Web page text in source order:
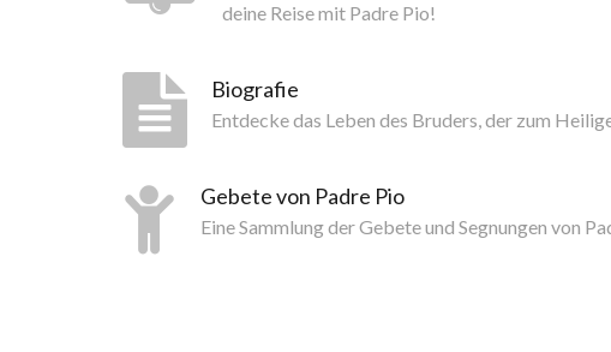
deine Reise mit Padre Pio!
Biografie
Entdecke das Leben des Bruders, der zum
Gebete von Padre Pio
Eine Sammlung der Gebete und Segnungen von